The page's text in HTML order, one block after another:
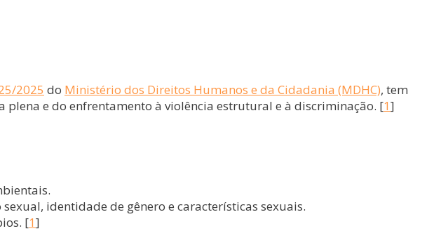
2025 do Ministério dos Direitos Humanos e da Cidadania (MDHC), tem
e do enfrentamento à violência estrutural e à discriminação. [1]
identidade de gênero e características sexuais.
[1]